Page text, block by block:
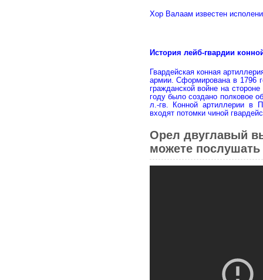
Хор Валаам известен
История лейб-гвардии
Гвардейская конная
армии. Сформирована в 1796
гражданской войне на
году было создано полковое
л.-гв. Конной артиллерии в
входят потомки чиной
Орел двуглавый
можете